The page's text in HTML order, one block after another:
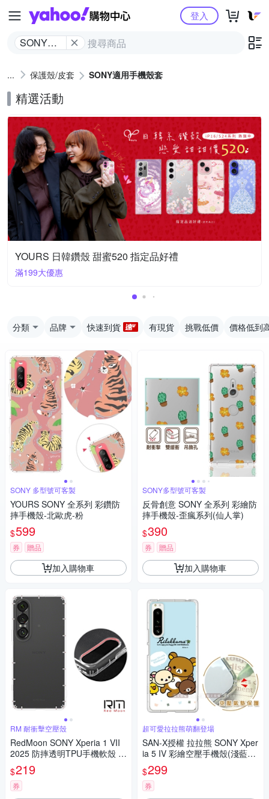
Yahoo購物中心
SONY適
套
登入
保護殼/皮套 SONY適用手機殼套
精選活動
YOURS 日韓鑽殼 甜蜜520 指定品好禮
滿199大優惠
分類 品牌 快速到貨 有現貨 挑戰低價 價格低到
SONY 多型號可客製
YOURS SONY 全系列 彩鑽防
摔手機殼-北歐虎-粉
$599
券 贈品
加入購物車
RM 耐衝擊空壓殼
RedMoon SONY Xperia 1 VII
2025 防摔透明TPU手機軟殼 鏡
頭孔增高版
$219
券
SONY多型號可客製
反骨創意 SONY 全系列 彩繪防
摔手機殼-歪瘋系列(仙人掌)
$390
券 贈品
加入購物車
超可愛拉拉熊萌翻登場
SAN-X授權 拉拉熊 SONY Xper
ia 5 IV 彩繪空壓手機殼(淺藍撒
嬌)
$299
券